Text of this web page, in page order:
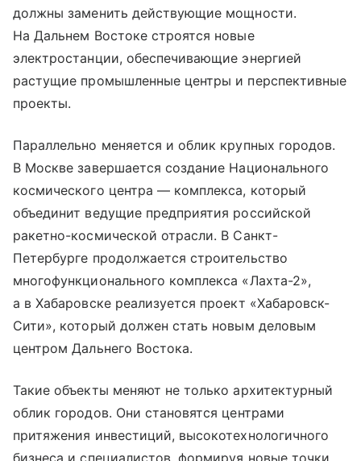
должны заменить действующие мощности.
На Дальнем Востоке строятся новые
электростанции, обеспечивающие энергией
растущие промышленные центры и перспективные
проекты.
Параллельно меняется и облик крупных городов.
В Москве завершается создание Национального
космического центра — комплекса, который
объединит ведущие предприятия российской
ракетно-космической отрасли. В Санкт-
Петербурге продолжается строительство
многофункционального комплекса «Лахта-2»,
а в Хабаровске реализуется проект «Хабаровск-
Сити», который должен стать новым деловым
центром Дальнего Востока.
Такие объекты меняют не только архитектурный
облик городов. Они становятся центрами
притяжения инвестиций, высокотехнологичного
бизнеса и специалистов, формируя новые точки